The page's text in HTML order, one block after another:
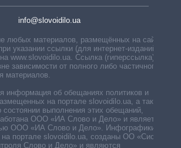
info@slovoidilo.ua
любых материалов, размещённых на сайте,
указании ссылки (для интернет-изданий —
www.slovoidilo.ua. Ссылка (гиперссылка)
зависимости от полного либо частичного
материалов.
информация об обещаниях политиков и
на портале slovoidilo.ua, а также
выполнения этих обещаний,
ООО «ИА Слово и Дело» и является
ООО «ИА Слово и Дело». Инфографики,
портале slovoidilo.ua, созданы ОО «Система
Слово и Дело» и являются